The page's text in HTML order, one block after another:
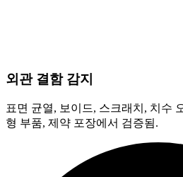
외관 결함 감지
표면 균열, 보이드, 스크래치, 치수
형 부품, 제약 포장에서 검증됨.